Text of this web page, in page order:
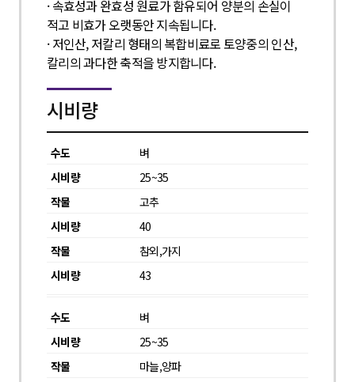
· 속효성과 완효성 원료가 함유되어 양분의 손실이
적고 비효가 오랫동안 지속됩니다.
· 저인산, 저칼리 형태의 복합비료로 토양중의 인산,
칼리의 과다한 축적을 방지합니다.
시비량
벼
25~35
고추
40
참외,가지
43
벼
25~35
마늘,양파